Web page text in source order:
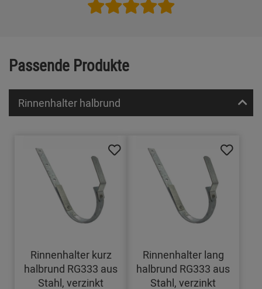
Passende Produkte
Rinnenhalter halbrund
Rinnenhalter kurz
halbrund RG333 aus
Stahl, verzinkt
Rinnenhalter lang
halbrund RG333 aus
Stahl, verzinkt